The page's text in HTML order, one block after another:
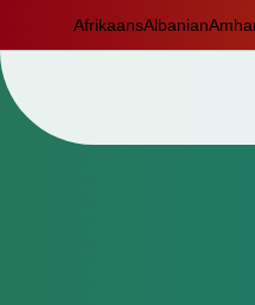
AfrikaansAlbanian